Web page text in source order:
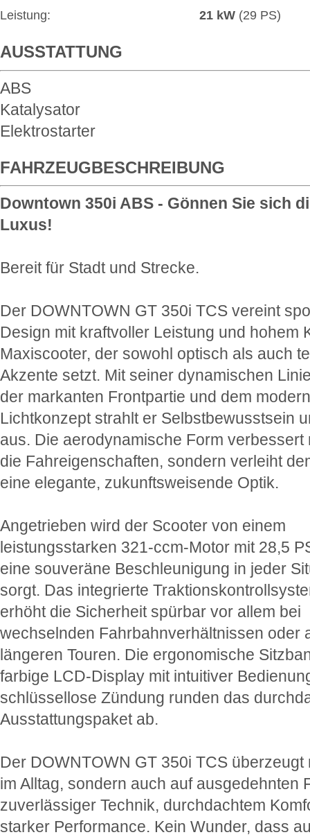
Leistung:
21 kW (29 PS)
AUSSTATTUNG
ABS
Katalysator
Elektrostarter
FAHRZEUGBESCHREIBUNG
Downtown 350i ABS - Gönnen Sie sich
Luxus!
Bereit für Stadt und Strecke.
Der DOWNTOWN GT 350i TCS vereint
Design mit kraftvoller Leistung und hohem
Maxiscooter, der sowohl optisch als auch
Akzente setzt. Mit seiner dynamischen
der markanten Frontpartie und dem
Lichtkonzept strahlt er Selbstbewusstsein
aus. Die aerodynamische Form verbessert
die Fahreigenschaften, sondern verleiht
eine elegante, zukunftsweisende Optik.
Angetrieben wird der Scooter von einem
leistungsstarken 321-ccm-Motor mit 28,5
eine souveräne Beschleunigung in jeder
sorgt. Das integrierte
erhöht die Sicherheit spürbar vor allem bei
wechselnden Fahrbahnverhältnissen oder
längeren Touren. Die ergonomische
farbige LCD-Display mit intuitiver
schlüssellose Zündung runden das
Ausstattungspaket ab.
Der DOWNTOWN GT 350i TCS überzeugt
im Alltag, sondern auch auf ausgedehnten
zuverlässiger Technik, durchdachtem
starker Performance. Kein Wunder, dass